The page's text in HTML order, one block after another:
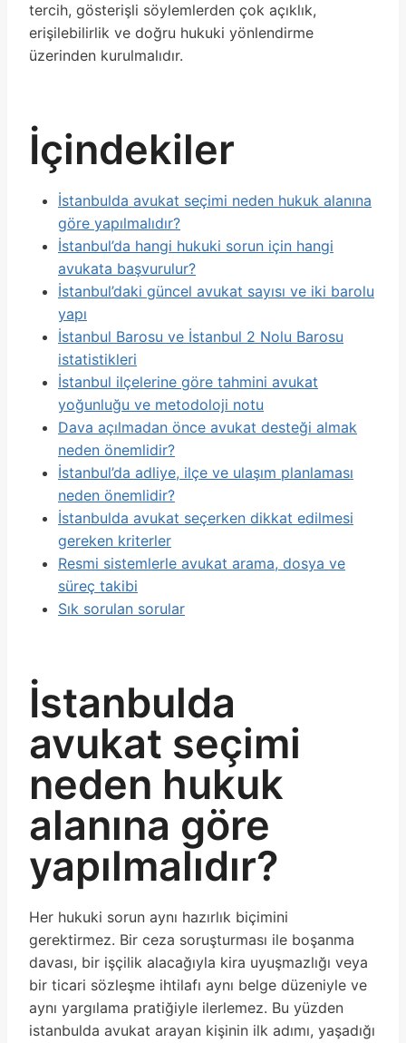
tercih, gösterişli söylemlerden çok açıklık,
erişilebilirlik ve doğru hukuki yönlendirme
üzerinden kurulmalıdır.
İçindekiler
İstanbulda avukat seçimi neden hukuk alanına
göre yapılmalıdır?
İstanbul’da hangi hukuki sorun için hangi
avukata başvurulur?
İstanbul’daki güncel avukat sayısı ve iki barolu
yapı
İstanbul Barosu ve İstanbul 2 Nolu Barosu
istatistikleri
İstanbul ilçelerine göre tahmini avukat
yoğunluğu ve metodoloji notu
Dava açılmadan önce avukat desteği almak
neden önemlidir?
İstanbul’da adliye, ilçe ve ulaşım planlaması
neden önemlidir?
İstanbulda avukat seçerken dikkat edilmesi
gereken kriterler
Resmi sistemlerle avukat arama, dosya ve
süreç takibi
Sık sorulan sorular
İstanbulda
avukat seçimi
neden hukuk
alanına göre
yapılmalıdır?
Her hukuki sorun aynı hazırlık biçimini
gerektirmez. Bir ceza soruşturması ile boşanma
davası, bir işçilik alacağıyla kira uyuşmazlığı veya
bir ticari sözleşme ihtilafı aynı belge düzeniyle ve
aynı yargılama pratiğiyle ilerlemez. Bu yüzden
istanbulda avukat arayan kişinin ilk adımı, yaşadığı